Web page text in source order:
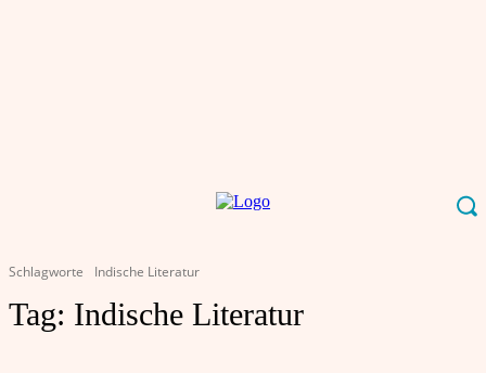
Schlagworte Indische Literatur
Tag: Indische Literatur